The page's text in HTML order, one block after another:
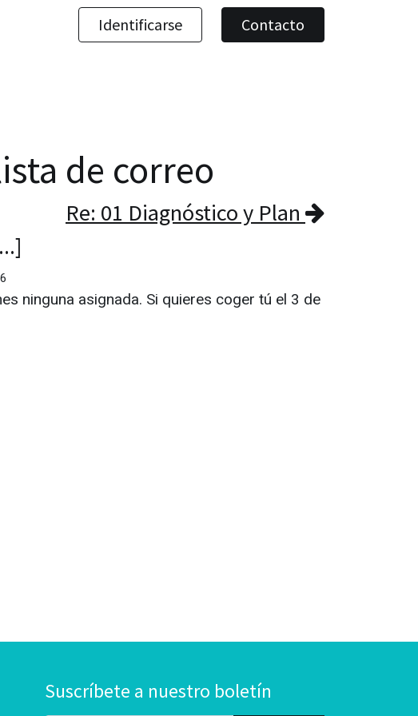
Identificarse
Contacto
de correo
Re: 01 Diagnóstico y Plan
ninguna asignada. Si quieres coger tú el 3 de
Suscríbete a nuestro boletín